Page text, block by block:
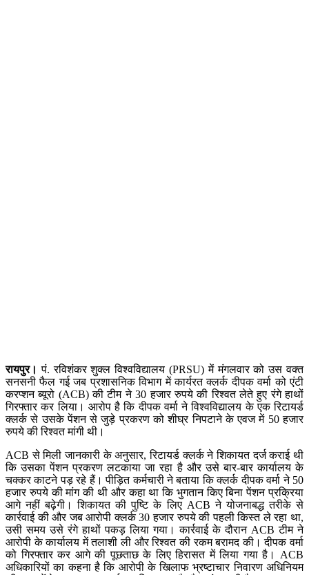
रायपुर। पं. रविशंकर शुक्ल विश्वविद्यालय (PRSU) में मंगलवार को उस वक्त
सनसनी फैल गई जब प्रशासनिक विभाग में कार्यरत क्लर्क दीपक वर्मा को एंटी
करप्शन ब्यूरो (ACB) की टीम ने 30 हजार रुपये की रिश्वत लेते हुए रंगे हाथों
गिरफ्तार कर लिया। आरोप है कि दीपक वर्मा ने विश्वविद्यालय के एक रिटायर्ड
क्लर्क से उसके पेंशन से जुड़े प्रकरण को शीघ्र निपटाने के एवज में 50 हजार
रुपये की रिश्वत मांगी थी।
ACB से मिली जानकारी के अनुसार, रिटायर्ड क्लर्क ने शिकायत दर्ज कराई थी
कि उसका पेंशन प्रकरण लटकाया जा रहा है और उसे बार-बार कार्यालय के
चक्कर काटने पड़ रहे हैं। पीड़ित कर्मचारी ने बताया कि क्लर्क दीपक वर्मा ने 50
हजार रुपये की मांग की थी और कहा था कि भुगतान किए बिना पेंशन प्रक्रिया
आगे नहीं बढ़ेगी। शिकायत की पुष्टि के लिए ACB ने योजनाबद्ध तरीके से
कार्रवाई की और जब आरोपी क्लर्क 30 हजार रुपये की पहली किस्त ले रहा था,
उसी समय उसे रंगे हाथों पकड़ लिया गया। कार्रवाई के दौरान ACB टीम ने
आरोपी के कार्यालय में तलाशी ली और रिश्वत की रकम बरामद की। दीपक वर्मा
को गिरफ्तार कर आगे की पूछताछ के लिए हिरासत में लिया गया है। ACB
अधिकारियों का कहना है कि आरोपी के खिलाफ भ्रष्टाचार निवारण अधिनियम